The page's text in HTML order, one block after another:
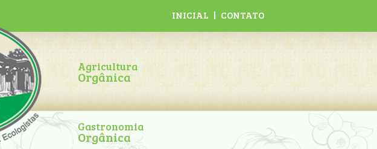
INICIAL | CONTATO
Agricultura
Orgânica
Gastronomia
Orgânica